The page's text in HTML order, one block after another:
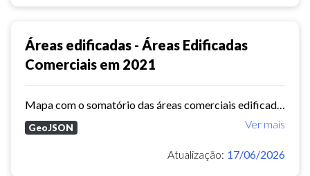
Áreas edificadas - Áreas Edificadas
Comerciais em 2021
Ver mais
GeoJSON
Atualização: 17/06/2026